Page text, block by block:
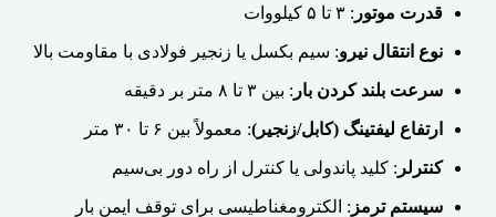
قدرت موتور : ۳ تا ۵ کیلووات
نوع انتقال نیرو: سیم بکسل یا زنجیر فولادی با مقاومت بالا
سرعت بلند کردن بار : بین ۳ تا ۸ متر بر دقیقه
ارتفاع لیفتینگ (کابل/زنجیر): معمولاً بین ۶ تا ۳۰ متر
کنترلر : کلید پاندولی یا کنترل از راه دور بی‌سیم
سیستم ترمز : الکترومغناطیسی برای توقف ایمن بار